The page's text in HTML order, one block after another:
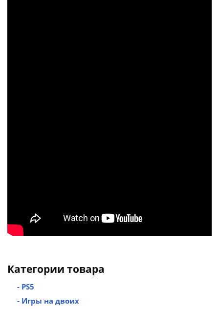
Категории товара
- PS5
- Игры на двоих